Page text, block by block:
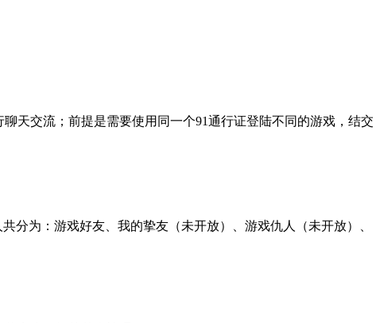
交流；前提是需要使用同一个91通行证登陆不同的游戏，结交
为：游戏好友、我的挚友（未开放）、游戏仇人（未开放）、